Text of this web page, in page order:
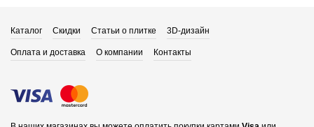
Каталог Скидки Статьи о плитке 3D-дизайн
Оплата и доставка О компании Контакты